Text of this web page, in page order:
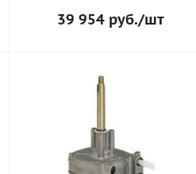
39 954 руб./шт